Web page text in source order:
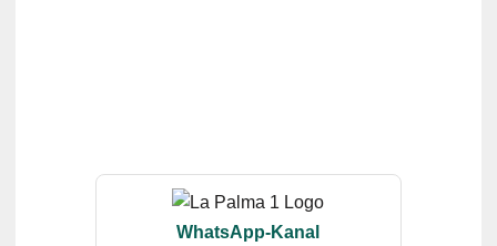
WhatsApp-Kanal